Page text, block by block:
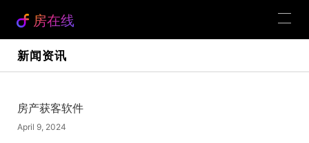
房在线
新闻资讯
房产获客软件
April 9, 2024